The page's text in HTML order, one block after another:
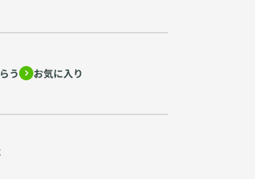
う お気に入り